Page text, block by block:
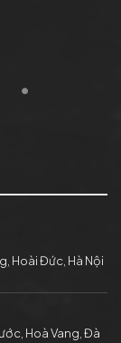
Hoài Đức, Hà Nội
Hoà Vang, Đà